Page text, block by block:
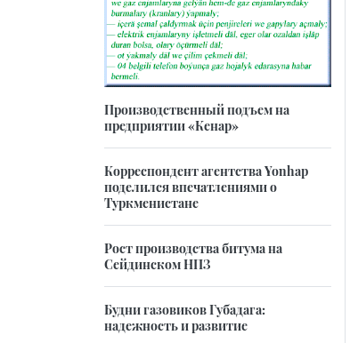
Производственный подъем на
предприятии «Кенар»
Корреспондент агентства Yonhap
поделился впечатлениями о
Туркменистане
Рост производства битума на
Сейдинском НПЗ
Будни газовиков Губадага:
надежность и развитие